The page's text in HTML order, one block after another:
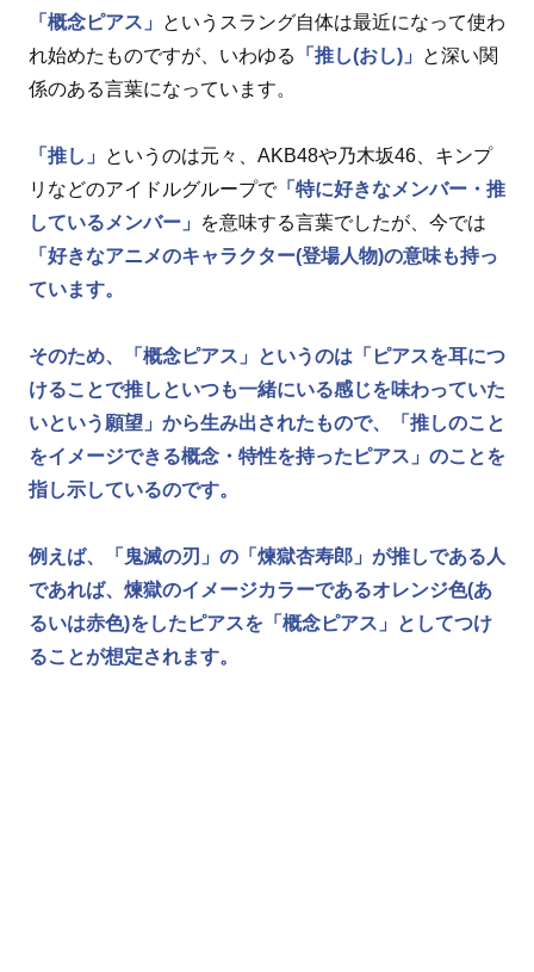
「概念ピアス」
というスラング自体は最近になって使わ
れ始めたものですが、いわゆる
「推し(おし)」
と深い関
係のある言葉になっています。
「推し」
というのは元々、AKB48や乃木坂46、キンプ
リなどのアイドルグループで「特に好きなメンバー・推
しているメンバー」
を意味する言葉でしたが、今では
「好きなアニメのキャラクター(登場人物)の意味も持っ
ています。
そのため、 「概念ピアス」 というのは 「ピアスを耳につ
けることで推しといつも一緒にいる感じを味わっていた
いという願望」 から生み出されたもので、
「推しのこと
をイメージできる概念・特性を持ったピアス」 のことを
指し示しているのです。
例えば、 「鬼滅の刃」 の 「煉獄杏寿郎」 が推しである人
であれば、煉獄のイメージカラーであるオレンジ色(あ
るいは赤色)をしたピアスを 「概念ピアス」
としてつけ
ることが想定されます。